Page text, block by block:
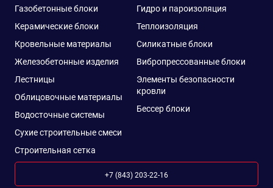
Газобетонные блоки
Керамические блоки
Кровельные материалы
Железобетонные изделия
Лестницы
Облицовочные материалы
Водосточные системы
Сухие строительные смеси
Строительная сетка
Гидро и пароизоляция
Теплоизоляция
Силикатные блоки
Вибропрессованные блоки
Элементы безопасности
кровли
Бессер блоки
+7 (843) 203-22-16